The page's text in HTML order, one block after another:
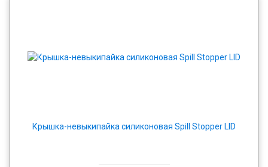
Крышка-невыкипайка силиконовая Spill Stopper LID